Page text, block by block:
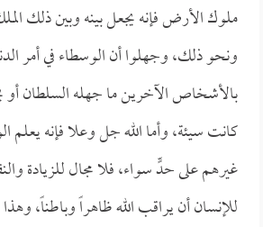
ملوك الأرض فإنه يجعل بينه وبين ذلك
ونحو ذلك، وجهلوا أن الوسطاء في أمر
بالأشخاص الآخرين ما جهله السلطان أو
كانت سيئة، وأما الله جل وعلا فإنه يعلم
غيرهم على حدٍّ سواء، فلا مجال للزيادة
للإنسان أن يراقب الله ظاهراً وباطناً،